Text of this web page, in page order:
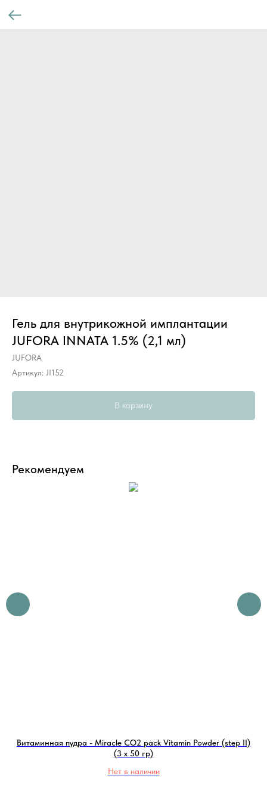
Гель для внутрикожной имплантации
JUFORA INNATA 1.5% (2,1 мл)
JUFORA
Артикул: JI152
В корзину
Рекомендуем
Витаминная пудра - Miracle CO2 pack Vitamin Powder (step II)
(3 x 50 гр)
Нет в наличии